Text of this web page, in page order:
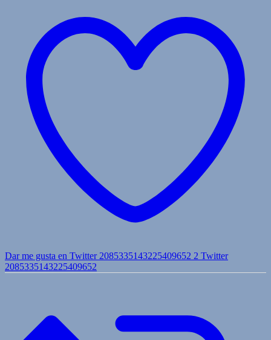
Dar me gusta en Twitter 2085335143225409652 2 Twitter
2085335143225409652